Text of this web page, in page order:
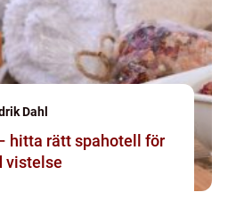
Dahl
hitta rätt spahotell för
vistelse